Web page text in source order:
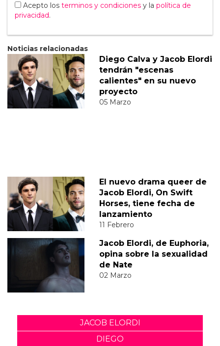
Acepto los terminos y condiciones y la política de
privacidad.
Noticias relacionadas
Diego Calva y Jacob Elordi
tendrán "escenas
calientes" en su nuevo
proyecto
05 Marzo
El nuevo drama queer de
Jacob Elordi, On Swift
Horses, tiene fecha de
lanzamiento
11 Febrero
Jacob Elordi, de Euphoria,
opina sobre la sexualidad
de Nate
02 Marzo
JACOB ELORDI
DIEGO